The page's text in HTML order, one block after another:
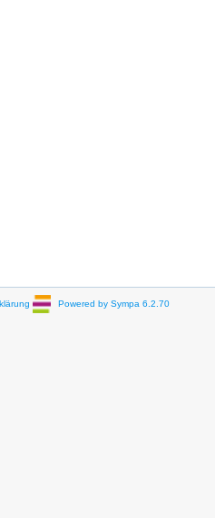
Powered by Sympa 6.2.70